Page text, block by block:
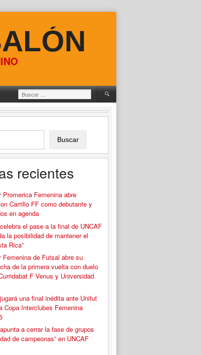
Buscar:
Buscar
recientes
Promerica Femenina abre
Carrillo FF como debutante y
en agenda
el pase a la final de UNCAF
la posibilidad de mantener el
Rica”
Femenina de Futsal abre su
de la primera vuelta con duelo
F Venus y Universidad
una final inédita ante Unifut
Copa Interclubes Femenina
a cerrar la fase de grupos
de campeonas” en UNCAF